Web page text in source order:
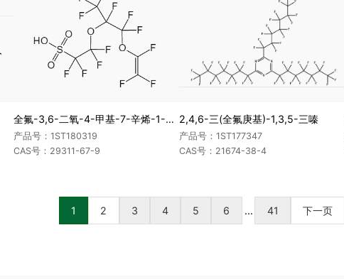
全氟-3,6-二氧-4-甲基-7-辛烯-1-磺酸
产品号：1ST180319
CAS号：29311-67-9
2,4,6-三(全氟庚基)-1,3,5-三嗪
产品号：1ST177347
CAS号：21674-38-4
1 2 3 4 5 6 ... 41 下一页